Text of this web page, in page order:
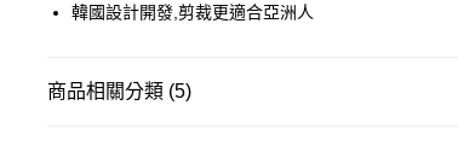
悠遊付
韓國設計開發,剪裁更適合亞洲人
商品相關分類 (5)